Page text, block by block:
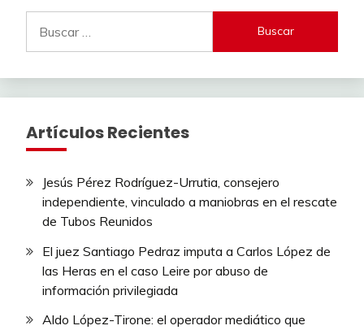
Artículos Recientes
Jesús Pérez Rodríguez-Urrutia, consejero
independiente, vinculado a maniobras en el rescate
de Tubos Reunidos
El juez Santiago Pedraz imputa a Carlos López de
las Heras en el caso Leire por abuso de
información privilegiada
Aldo López-Tirone: el operador mediático que